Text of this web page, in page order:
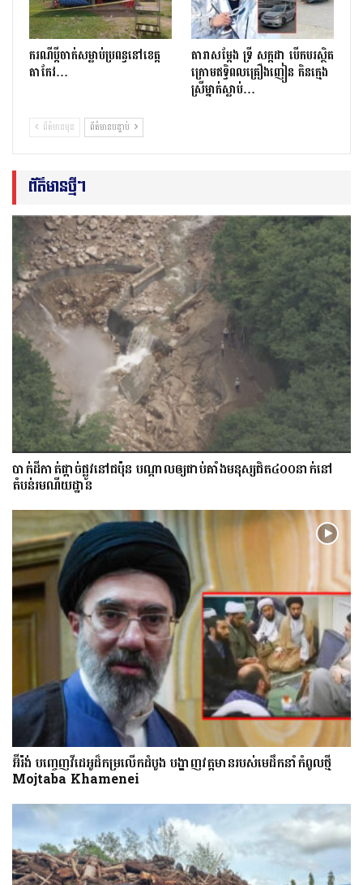
ករណីប្ដីចាក់សម្លាប់ប្រពន្ធនៅខេត្ត
តាកែវ…
តារាសម្ដែង ទ្រី សក្កដា បើកបរស្ថិត
ក្រោមឥទ្ធិពលគ្រឿងញៀន កិនក្មេង
ស្រីម្នាក់ស្លាប់…
ព័ត៌មានមុន ព័ត៌មានបន្ទាប់
ព័ត៌មានថ្មីៗ
​បាក់​ដី​កាត់ផ្តាច់ផ្លូវ​​នៅជប៉ុន បណ្តាល​ឲ្យ​ជាប់​គាំង​​​មនុស្ស​ជិត​៤០០នាក់​នៅ
តំបន់រមណីយដ្ឋាន​
អ៊ីរ៉ង់ បញ្ចេញវីដេអូដ៏កម្រលើក​ដំបូង បង្ហាញ​វត្តមាន​​​របស់​​មេដឹកនាំកំពូលថ្មី
Mojtaba Khamenei